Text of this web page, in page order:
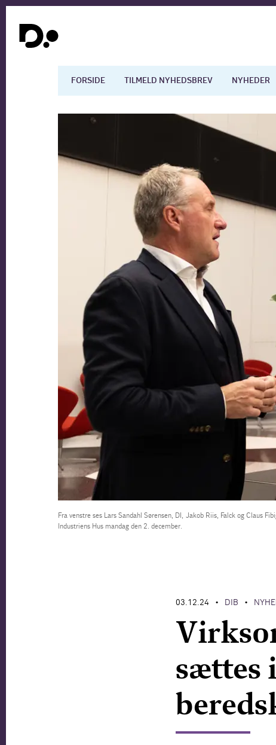
FORSIDE TILMELD NYHEDSBREV NYHEDER
Arbejdsmarkedet
Fra venstre ses Lars Sandahl Sørensen, DI, Jakob Riis, Falck og Claus
Industriens Hus mandag den 2. december.
03.12.24 • DIB •
sættes